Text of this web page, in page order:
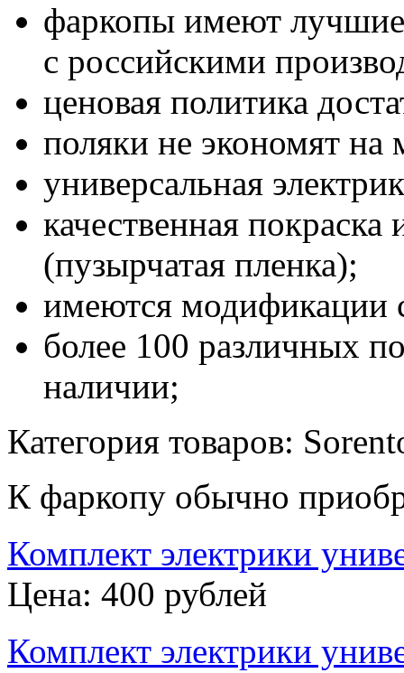
фаркопы имеют лучшие
с российскими
ценовая политика
поляки не экономят на
универсальная
качественная
(пузырчатая пленка);
имеются
более 100 различных
наличии;
Категория товаров:
К фаркопу обычно
Комплект электрики
Цена: 400 рублей
Комплект электрики